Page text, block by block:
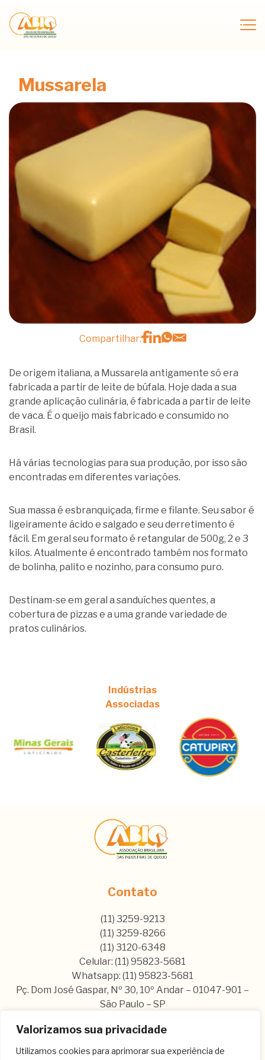
Valorizamos sua privacidade
Utilizamos cookies para aprimorar sua experiência de
Mussarela
Compartilhar:
De origem italiana, a Mussarela antigamente só era
fabricada a partir de leite de búfala. Hoje dada a sua
grande aplicação culinária, é fabricada a partir de leite
de vaca. É o queijo mais fabricado e consumido no
Brasil.
Há várias tecnologias para sua produção, por isso são
encontradas em diferentes variações.
Sua massa é esbranquiçada, firme e filante. Seu sabor é
ligeiramente ácido e salgado e seu derretimento é
fácil. Em geral seu formato é retangular de 500g, 2 e 3
kilos. Atualmente é encontrado também nos formato
de bolinha, palito e nozinho, para consumo puro.
Destinam-se em geral a sanduíches quentes, a
cobertura de pizzas e a uma grande variedade de
pratos culinários.
Indústrias
Associadas
Contato
(11) 3259-9213
(11) 3259-8266
(11) 3120-6348
Celular: (11) 95823-5681
Whatsapp: (11) 95823-5681
Pç. Dom José Gaspar, Nº 30, 10º Andar – 01047-901 –
São Paulo – SP